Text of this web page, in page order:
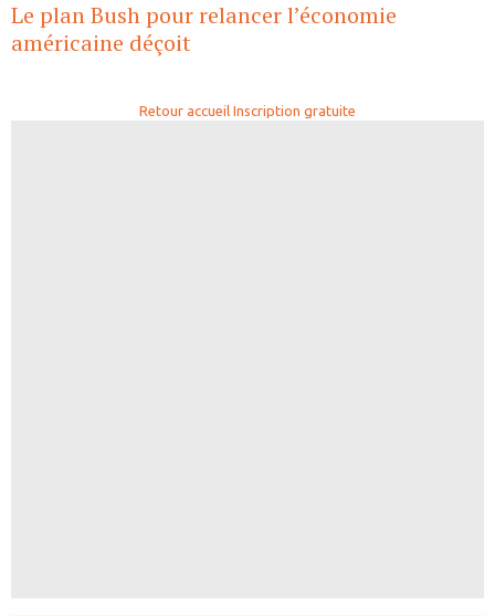
Le plan Bush pour relancer l’économie
américaine déçoit
Retour accueil Inscription gratuite